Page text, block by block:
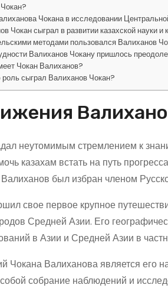
Чокана в исследовании
Чокан сыграл в развитии казахской науки и
методами пользовался Валиханов
Валиханов Чокану пришлось
Чокан Валиханов?
сыграл Валиханов Чокан?
неутомимым стремлением к
казахам встать на путь
был избран членом
свое первое крупное
Средней Азии. Его
в Азии и Средней Азии в
Чокана Валиханова является его
собрание наблюдений и